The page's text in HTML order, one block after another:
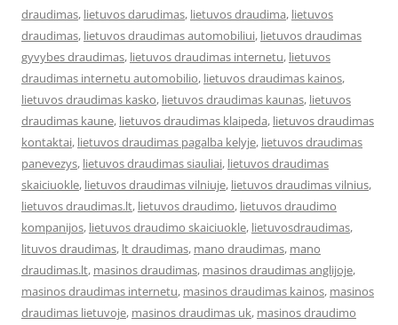
draudimas, lietuvos darudimas, lietuvos draudima, lietuvos
draudimas, lietuvos draudimas automobiliui, lietuvos draudimas
gyvybes draudimas, lietuvos draudimas internetu, lietuvos
draudimas internetu automobilio, lietuvos draudimas kainos,
lietuvos draudimas kasko, lietuvos draudimas kaunas, lietuvos
draudimas kaune, lietuvos draudimas klaipeda, lietuvos draudimas
kontaktai, lietuvos draudimas pagalba kelyje, lietuvos draudimas
panevezys, lietuvos draudimas siauliai, lietuvos draudimas
skaiciuokle, lietuvos draudimas vilniuje, lietuvos draudimas vilnius,
lietuvos draudimas.lt, lietuvos draudimo, lietuvos draudimo
kompanijos, lietuvos draudimo skaiciuokle, lietuvosdraudimas,
lituvos draudimas, lt draudimas, mano draudimas, mano
draudimas.lt, masinos draudimas, masinos draudimas anglijoje,
masinos draudimas internetu, masinos draudimas kainos, masinos
draudimas lietuvoje, masinos draudimas uk, masinos draudimo